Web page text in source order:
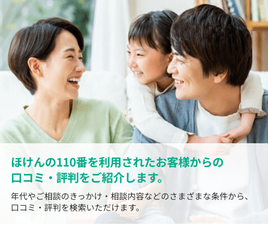
ほけんの110番を利用されたお客様からの
口コミ・評判をご紹介します。
年代やご相談のきっかけ・相談内容などのさまざまな条件から、
口コミ・評判を検索いただけます。